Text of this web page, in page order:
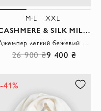
M-L XXL
CASHMERE & SILK MILANO
Джемпер легкий бежевий жіночий
26 900 ₴9 400 ₴
-41%